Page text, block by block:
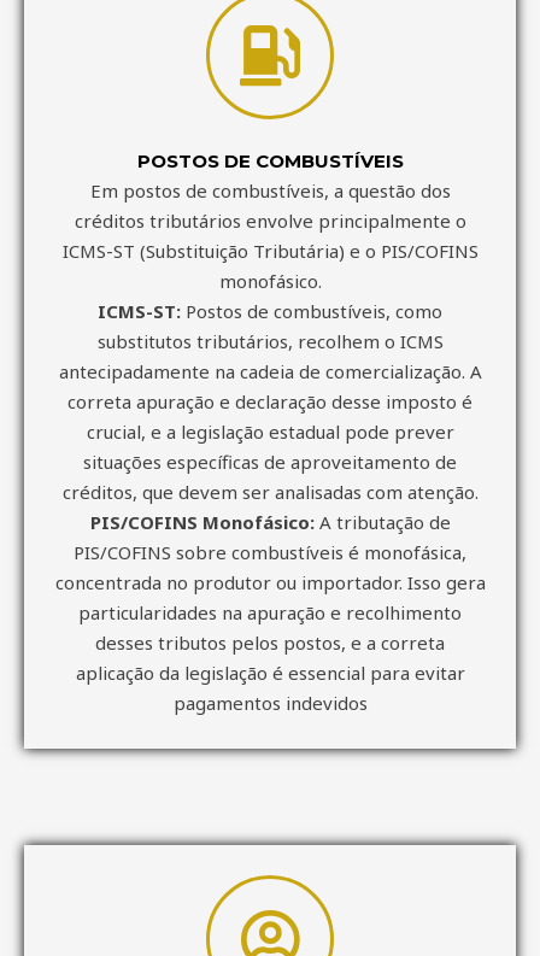
POSTOS DE COMBUSTÍVEIS
Em postos de combustíveis, a questão dos
créditos tributários envolve principalmente o
ICMS-ST (Substituição Tributária) e o PIS/COFINS
monofásico.
ICMS-ST: Postos de combustíveis, como
substitutos tributários, recolhem o ICMS
antecipadamente na cadeia de comercialização. A
correta apuração e declaração desse imposto é
crucial, e a legislação estadual pode prever
situações específicas de aproveitamento de
créditos, que devem ser analisadas com atenção.
PIS/COFINS Monofásico:A tributação de
PIS/COFINS sobre combustíveis é monofásica,
concentrada no produtor ou importador. Isso gera
particularidades na apuração e recolhimento
desses tributos pelos postos, e a correta
aplicação da legislação é essencial para evitar
pagamentos indevidos